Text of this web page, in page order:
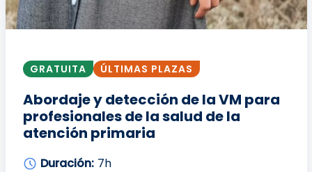
GRATUITA ÚLTIMAS PLAZAS
Abordaje y detección de la VM para
profesionales de la salud de la
atención primaria
Duración: 7h